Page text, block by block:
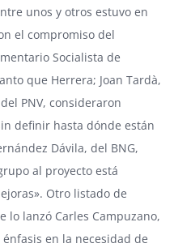
unos y otros estuvo en
el compromiso del
Socialista de
que Herrera; Joan Tardà,
PNV, consideraron
definir hasta dónde están
Dávila, del BNG,
al proyecto está
Otro listado de
lo lanzó Carles Campuzano,
en la necesidad de